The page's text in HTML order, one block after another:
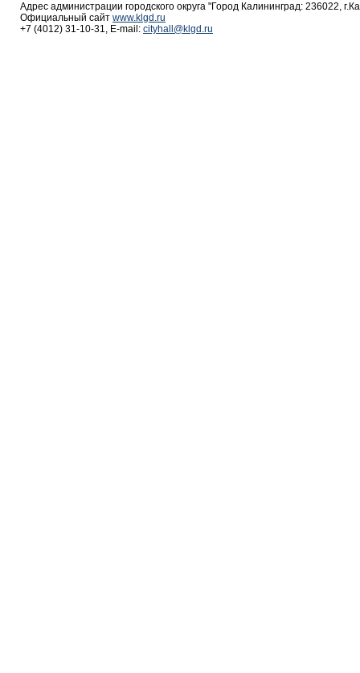
Адрес администрации городского округа "Город Калининград: 236022,
Официальный сайт www.klgd.ru
+7 (4012) 31-10-31, E-mail: cityhall@klgd.ru